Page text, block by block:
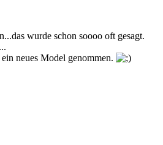
wurde schon soooo oft gesagt.
neues Model genommen.